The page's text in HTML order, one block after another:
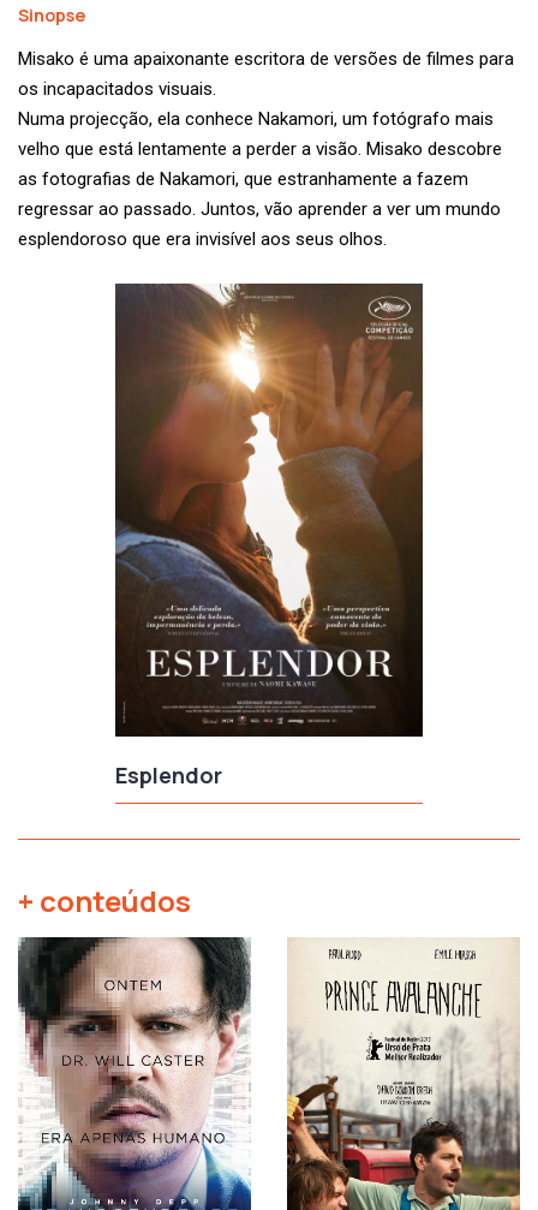
Esplendor
Sinopse
Misako é uma apaixonante escritora de versões de filmes para
os incapacitados visuais.
Numa projecção, ela conhece Nakamori, um fotógrafo mais
velho que está lentamente a perder a visão. Misako descobre
as fotografias de Nakamori, que estranhamente a fazem
regressar ao passado. Juntos, vão aprender a ver um mundo
esplendoroso que era invisível aos seus olhos.
+ conteúdos